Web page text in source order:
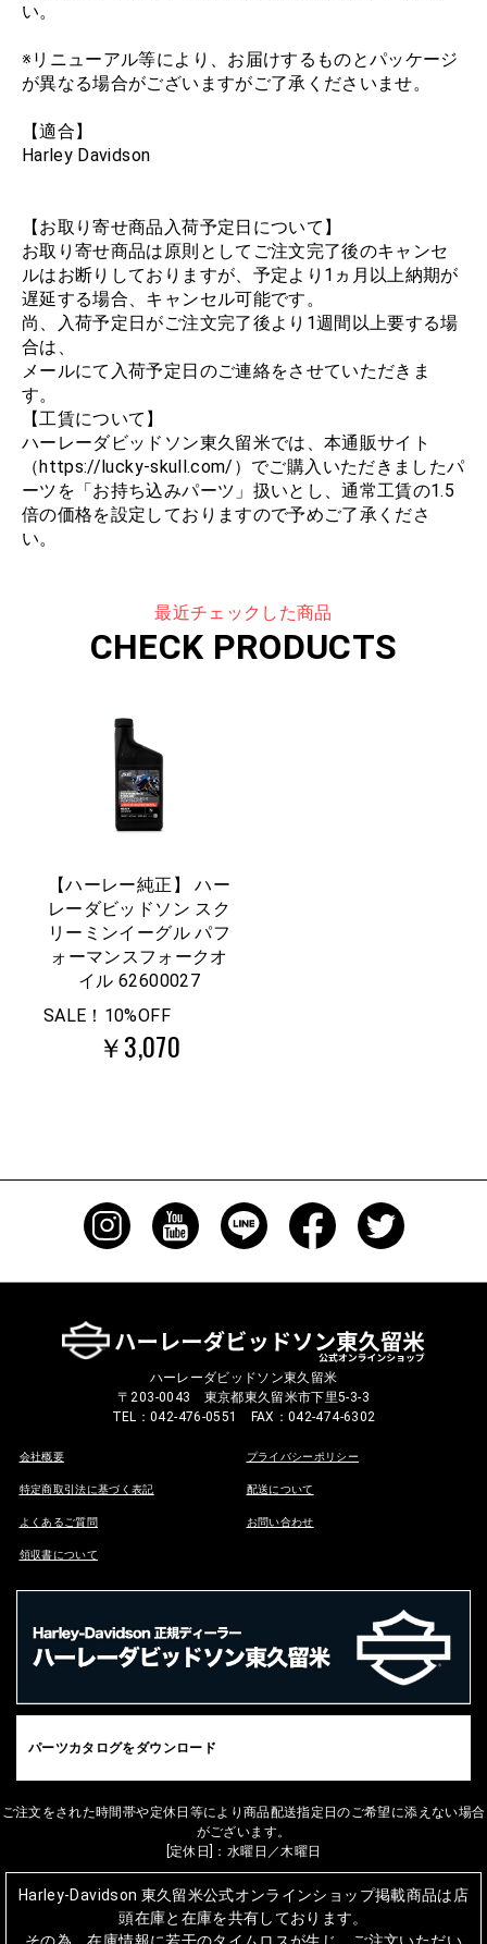
い。
※リニューアル等により、お届けするものとパッケージ
が異なる場合がございますがご了承くださいませ。
【適合】
Harley Davidson
【お取り寄せ商品入荷予定日について】
お取り寄せ商品は原則としてご注文完了後のキャンセ
ルはお断りしておりますが、予定より1ヵ月以上納期が
遅延する場合、キャンセル可能です。
尚、入荷予定日がご注文完了後より1週間以上要する場
合は、
メールにて入荷予定日のご連絡をさせていただきま
す。
【工賃について】
ハーレーダビッドソン東久留米では、本通販サイト
（https://lucky-skull.com/）でご購入いただきましたパ
ーツを「お持ち込みパーツ」扱いとし、通常工賃の1.5
倍の価格を設定しておりますので予めご了承くださ
い。
最近チェックした商品
CHECK PRODUCTS
【ハーレー純正】 ハー
レーダビッドソン スク
リーミンイーグル パフ
ォーマンスフォークオ
イル 62600027
SALE！10%OFF
￥3,070
ハーレーダビッドソン東久留米
〒203-0043 東京都東久留米市下里5-3-3
TEL：042-476-0551 FAX：042-474-6302
会社概要 プライバシーポリシー
特定商取引法に基づく表記 配送について
よくあるご質問 お問い合わせ
領収書について
パーツカタログをダウンロード
ご注文をされた時間帯や定休日等により商品配送指定日のご希望に添えない場合
がございます。
[定休日]：水曜日／木曜日
Harley-Davidson 東久留米公式オンラインショップ掲載商品は店
頭在庫と在庫を共有しております。